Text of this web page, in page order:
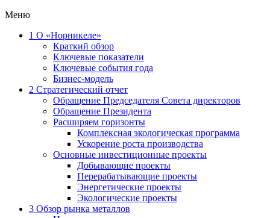
Меню
1 О «Норникеле»
Краткий обзор
Ключевые показатели
Ключевые события года
Бизнес-модель
2 Стратегический отчет
Обращение Председателя Совета директоров
Обращение Президента
Расширяем горизонты
Комплексная экологическая программа
Ускорение роста производства
Основные инвестиционные проекты
Добывающие проекты
Перерабатывающие проекты
Энергетические проекты
Экологические проекты
3 Обзор рынка металлов